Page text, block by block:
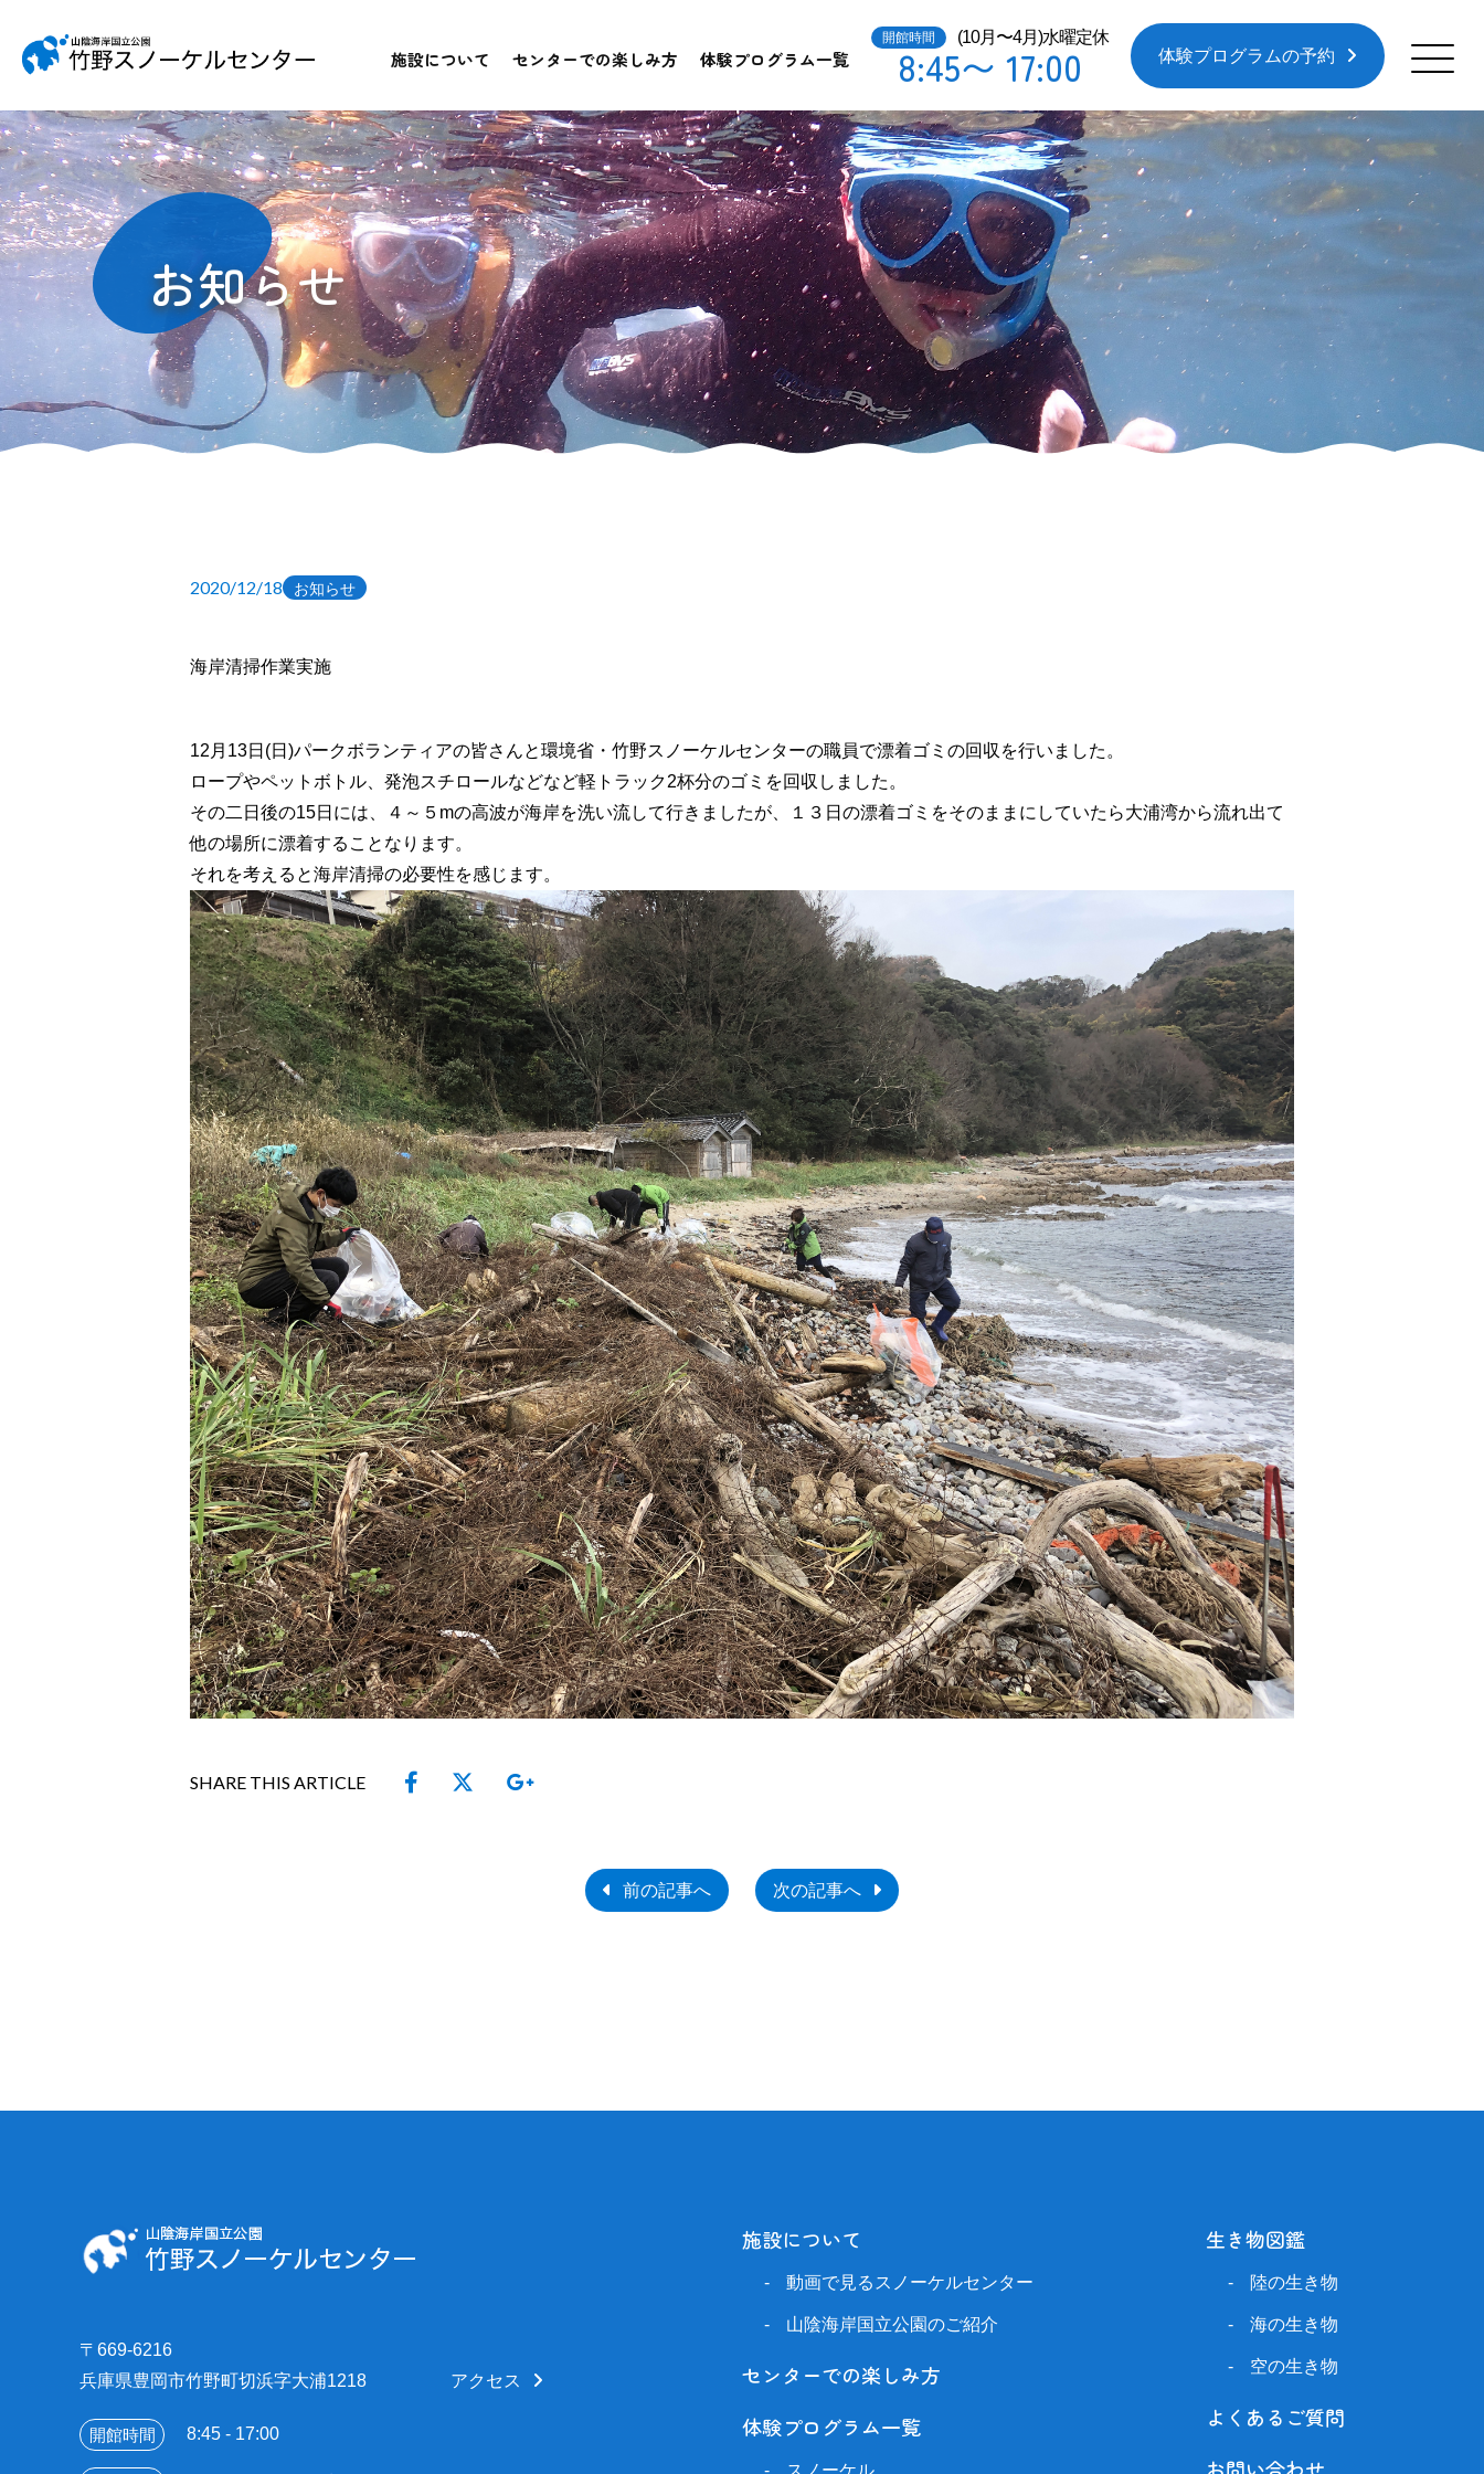
施設について センターでの楽しみ方 体験プログラム一覧
開館時間 (10月〜4月)水曜定休
8:45〜 17:00 体験プログラムの予約
お知らせ
2020/12/18 お知らせ
海岸清掃作業実施
12月13日(日)パークボランティアの皆さんと環境省・竹野スノーケルセンターの職員で漂着ゴミの回収を行いました。
ロープやペットボトル、発泡スチロールなどなど軽トラック2杯分のゴミを回収しました。
その二日後の15日には、４～５mの高波が海岸を洗い流して行きましたが、１３日の漂着ゴミをそのままにしていたら大浦湾から流れ出て
他の場所に漂着することなります。
それを考えると海岸清掃の必要性を感じます。
SHARE THIS ARTICLE
前の記事へ 次の記事へ
〒669-6216
兵庫県豊岡市竹野町切浜字大浦1218
アクセス
開館時間 8:45 - 17:00
施設について
動画で見るスノーケルセンター
山陰海岸国立公園のご紹介
センターでの楽しみ方
体験プログラム一覧
スノーケル
生き物図鑑
陸の生き物
海の生き物
空の生き物
よくあるご質問